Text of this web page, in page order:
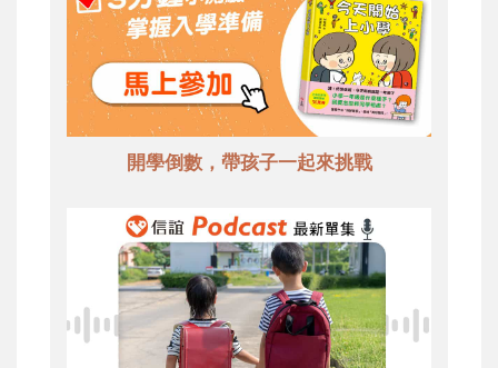
開學倒數，帶孩子一起來挑戰